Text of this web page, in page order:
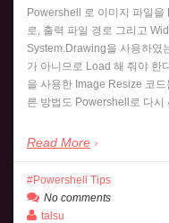
Powershell 로 이미지 파일을
로, 출력 파일 경로 그리고
System.Drawing을 사용하였
가 아니므로 Load 해 줘야 한
을 사용한 Image Resize 코
른 방법도 Powershell로 다시
Read More
Powershell Tips
No comments
talsu